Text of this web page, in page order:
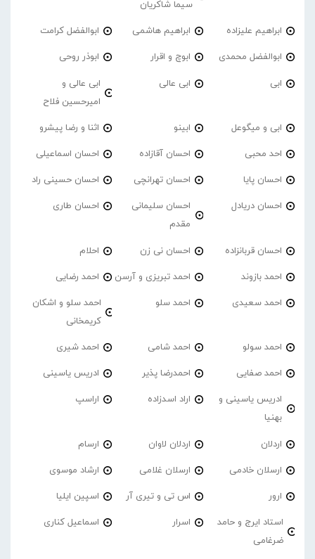
سیما شاکریان
ابراهیم علیزاده ابراهیم هاشمی ابوالفضل کرامت
ابوالفضل محمدی ابوچ و اقرار ابوذر روحی
ابی ابی عالی
ابی عالی و
امیرحسین فلاح
ابی و میگوعل ابینو اثنا و رضا پیشرو
احد محبی احسان آقازاده احسان اسماعیلی
احسان پایا احسان تهرانچی احسان حسینی راد
احسان دریادل
احسان سلیمانی
مقدم
احسان طاری
احسان قربانزاده احسان نی زن احلام
احمد بازوند احمد تبریزی و آرسن احمد‌ رضایی
احمد سعیدی احمد سلو
احمد سلو و اشکان
کریمخانی
احمد سولو احمد شامی احمد شیری
احمد صفایی احمدرضا پذیر ادریس یاسینی
ادریس یاسینی و
بهنیا
اراد اسدزاده اراسپ
اردلان اردلان لاوان ارسام
ارسلان خادمی ارسلان غلامی ارشاد موسوی
ارور اس تی و تیری آر اسپین ایلیا
استاد ایرج و حامد
ضرغامی
اسرار اسماعیل کناری